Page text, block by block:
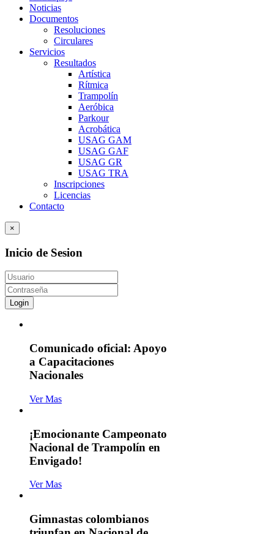
Noticias
Documentos
Resoluciones
Circulares
Servicios
Resultados
Artística
Rítmica
Trampolín
Aeróbica
Parkour
Acrobática
USAG GAM
USAG GAF
USAG GR
USAG TRA
Inscripciones
Licencias
Contacto
×
Inicio de Sesion
Login
Comunicado oficial: Apoyo
a Capacitaciones
Nacionales
Ver Mas
¡Emocionante Campeonato
Nacional de Trampolín en
Envigado!
Ver Mas
Gimnastas colombianos